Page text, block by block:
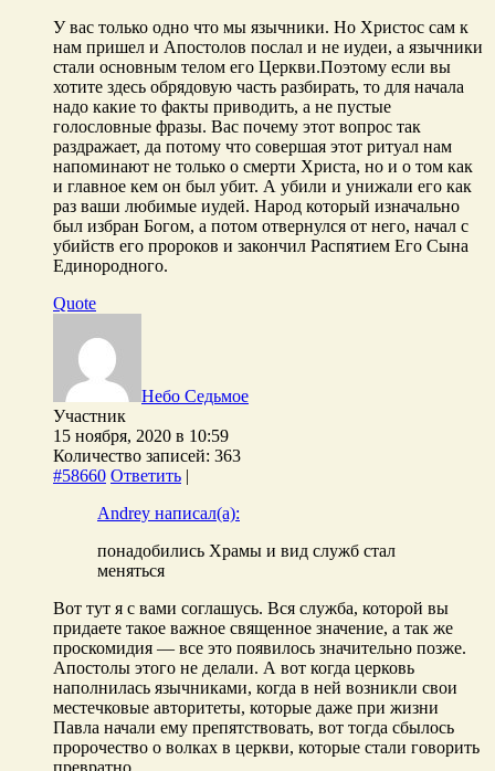
У вас только одно что мы язычники. Но Христос сам к
нам пришел и Апостолов послал и не иудеи, а язычники
стали основным телом его Церкви.Поэтому если вы
хотите здесь обрядовую часть разбирать, то для начала
надо какие то факты приводить, а не пустые
голословные фразы. Вас почему этот вопрос так
раздражает, да потому что совершая этот ритуал нам
напоминают не только о смерти Христа, но и о том как
и главное кем он был убит. А убили и унижали его как
раз ваши любимые иудей. Народ который изначально
был избран Богом, а потом отвернулся от него, начал с
убийств его пророков и закончил Распятием Его Сына
Единородного.
Quote
Небо Седьмое
Участник
15 ноября, 2020 в 10:59
Количество записей: 363
#58660 Ответить |
Andrey написал(а):
понадобились Храмы и вид служб стал
меняться
Вот тут я с вами соглашусь. Вся служба, которой вы
придаете такое важное священное значение, а так же
проскомидия — все это появилось значительно позже.
Апостолы этого не делали. А вот когда церковь
наполнилась язычниками, когда в ней возникли свои
местечковые авторитеты, которые даже при жизни
Павла начали ему препятствовать, вот тогда сбылось
пророчество о волках в церкви, которые стали говорить
превратно.